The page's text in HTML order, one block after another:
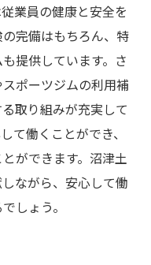
業員の健康と安全を
完備はもちろん、特
提供しています。さ
ポーツジムの利用補
取り組みが充実して
て働くことができ、
ができます。沼津土
ながら、安心して働
しょう。